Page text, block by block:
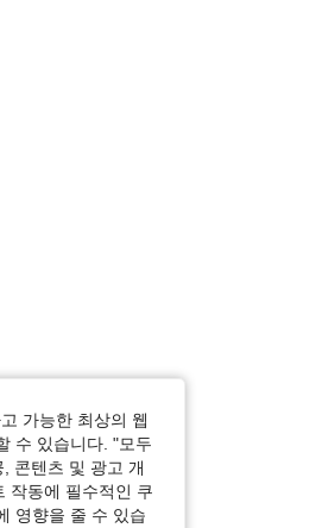
가능한 최상의 웹
수 있습니다. "모두
콘텐츠 및 광고 개
작동에 필수적인 쿠
영향을 줄 수 있습